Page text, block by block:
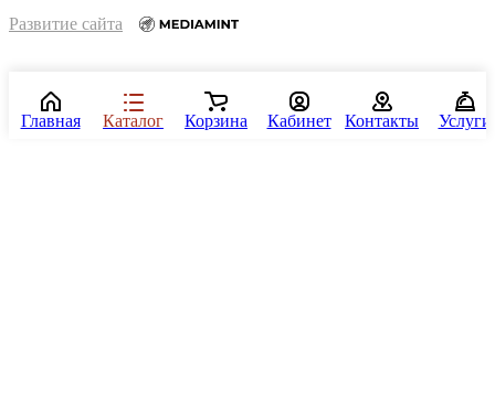
Развитие сайта
Главная Каталог Корзина Кабинет Контакты Услуги